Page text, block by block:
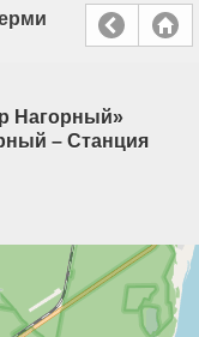
Нагорный»
– Станция